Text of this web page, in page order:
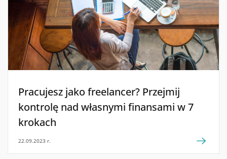
Pracujesz jako freelancer? Przejmij
kontrolę nad własnymi finansami w 7
krokach
22.09.2023 r.